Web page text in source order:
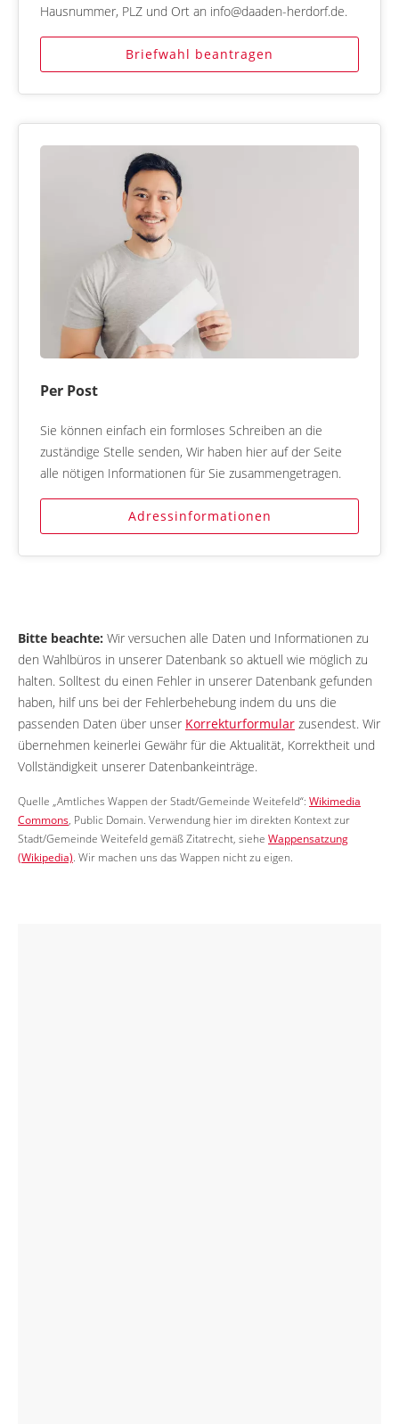
Hausnummer, PLZ und Ort an info@daaden-herdorf.de.
Briefwahl beantragen
Per Post
Sie können einfach ein formloses Schreiben an die
zuständige Stelle senden, Wir haben hier auf der Seite
alle nötigen Informationen für Sie zusammengetragen.
Adressinformationen
Bitte beachte: Wir versuchen alle Daten und Informationen zu
den Wahlbüros in unserer Datenbank so aktuell wie möglich zu
halten. Solltest du einen Fehler in unserer Datenbank gefunden
haben, hilf uns bei der Fehlerbehebung indem du uns die
passenden Daten über unser Korrekturformular zusendest. Wir
übernehmen keinerlei Gewähr für die Aktualität, Korrektheit und
Vollständigkeit unserer Datenbankeinträge.
Quelle „Amtliches Wappen der Stadt/Gemeinde Weitefeld“: Wikimedia
Commons, Public Domain. Verwendung hier im direkten Kontext zur
Stadt/Gemeinde Weitefeld gemäß Zitatrecht, siehe Wappensatzung
(Wikipedia). Wir machen uns das Wappen nicht zu eigen.